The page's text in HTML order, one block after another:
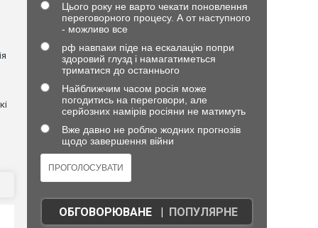
Цього року не варто чекати поновлення
переговорного процесу. А от наступного
- можливо все
рф навпаки піде на ескалацію попри
здоровий глузд і намагатиметься
триматися до останнього
Найближчим часом росія може
погодитись на переговори, але
серйозних намірів росіяни не матимуть
Вже давно не роблю жодних прогнозів
щодо завершення війни
ОБГОВОРЮВАНЕ| ПОПУЛЯРНЕ